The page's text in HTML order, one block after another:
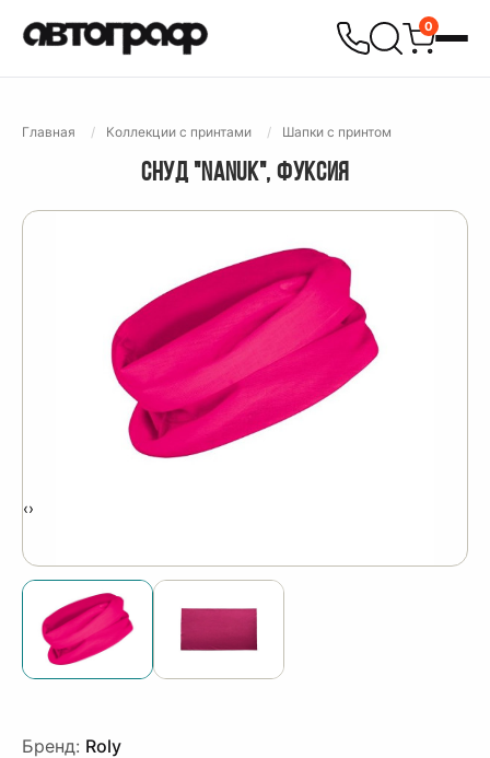
0
Главная Коллекции с принтами Шапки с принтом
СНУД "NANUK", ФУКСИЯ
‹›
Бренд: Roly